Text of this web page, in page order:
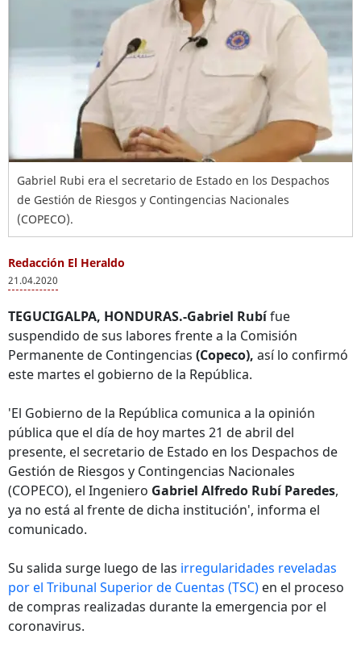
Gabriel Rubi era el secretario de Estado en los Despachos
de Gestión de Riesgos y Contingencias Nacionales
(COPECO).
Redacción El Heraldo
21.04.2020
TEGUCIGALPA, HONDURAS.-Gabriel Rubífue
suspendido de sus labores frente a la Comisión
Permanente de Contingencias (Copeco), así lo confirmó
este martes el gobierno de la República.
'El Gobierno de la República comunica a la opinión
pública que el día de hoy martes 21 de abril del
presente, el secretario de Estado en los Despachos de
Gestión de Riesgos y Contingencias Nacionales
(COPECO), el Ingeniero Gabriel Alfredo Rubí Paredes,
ya no está al frente de dicha institución', informa el
comunicado.
Su salida surge luego de las irregularidades reveladas
por el Tribunal Superior de Cuentas (TSC) en el proceso
de compras realizadas durante la emergencia por el
coronavirus.